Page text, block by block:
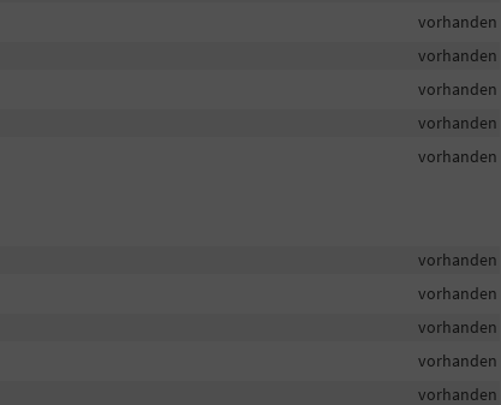
vorhanden
vorhanden
vorhanden
vorhanden
vorhanden
vorhanden
vorhanden
vorhanden
vorhanden
vorhanden